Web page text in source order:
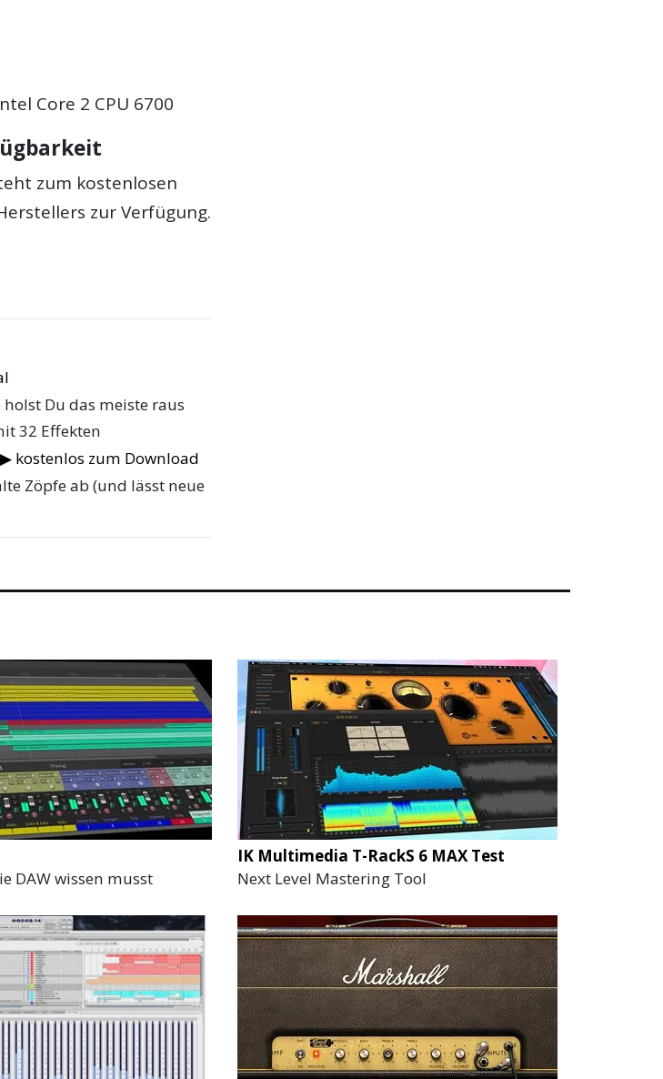
Core 2 CPU 6700
zum kostenlosen
zur Verfügung.
holst Du das meiste raus
32 Effekten
kostenlos zum Download
Zöpfe ab (und lässt neue
DAW wissen musst
IK Multimedia T-RackS 6 MAX Test
Next Level Mastering Tool